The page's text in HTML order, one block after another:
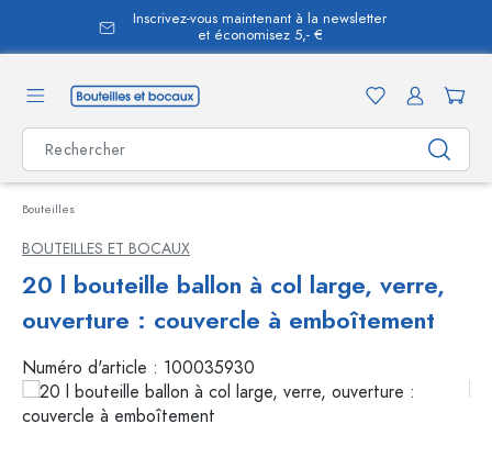
principal
Inscrivez-vous maintenant à la newsletter
et économisez 5,- €
Bouteilles
BOUTEILLES ET BOCAUX
20 l bouteille ballon à col large, verre,
ouverture : couvercle à emboîtement
Numéro d'article : 100035930